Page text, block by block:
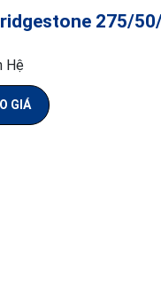
275/
Hệ
GIÁ